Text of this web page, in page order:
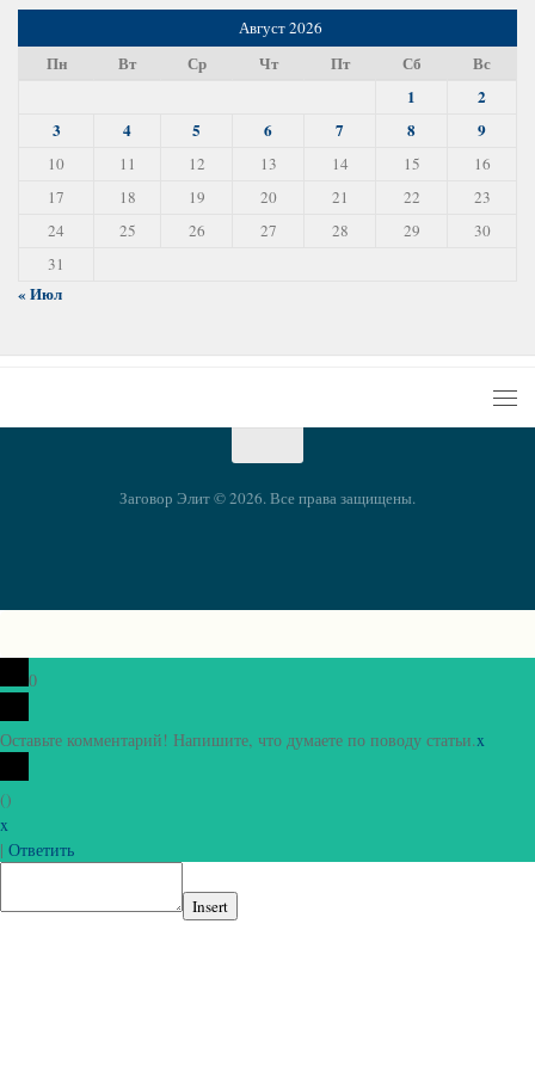
Август 2026
Пн Вт Ср Чт Пт Сб
Вс
1
2
3
4 5 6 7 8 9
10 11 12 13 14 15
16
17
18 19 20 21 22
23
24
25 26 27 28 29
30
31
« Июл
Заговор Элит © 2026. Все права защищены.
0
Оставьте комментарий! Напишите, что думаете по поводу статьи.x
()
x
| Ответить
Insert